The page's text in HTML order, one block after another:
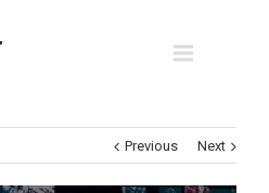
×
Previous Next